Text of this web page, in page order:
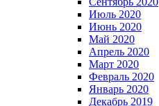
Июль 2020
Июнь 2020
Май 2020
Апрель 2020
Март 2020
Февраль 2020
Январь 2020
Декабрь 2019